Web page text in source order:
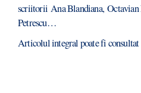
scriitorii Ana Blandiana,
Petrescu…
Articolul integral poate fi